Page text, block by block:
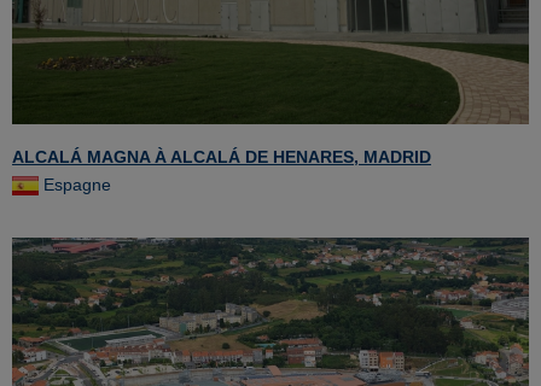
ALCALÁ MAGNA À ALCALÁ DE HENARES, MADRID
Espagne